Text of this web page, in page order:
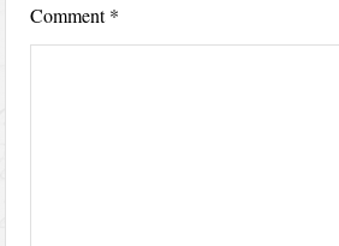
Comment*